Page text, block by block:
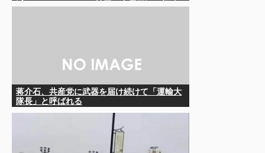
蒋介石、共産党に武器を届け続けて「運輸大
隊長」と呼ばれる